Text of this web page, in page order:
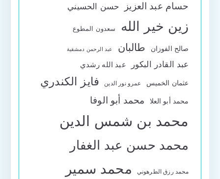
حسام عبد العزيز حسن الحسيني
زين خير الله سعدون المطوع
صالح الفوزان طالبان عبد الرحمن دمشقية
عبد القادر البكور عبد الله رشدي
عثمان الخميس عمرو نور الدين فايز الكندري
محمد أبو العلا محمد أبو الوفا
محمد بن شمس الدين
محمد حسن عبد الغفار
محمد رزق الطرهوني محمد سمير